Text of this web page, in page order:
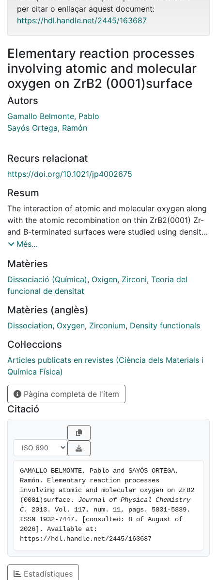
per citar o enllaçar aquest document:
https://hdl.handle.net/2445/163687
Elementary reaction processes
involving atomic and molecular
oxygen on ZrB2 (0001)surface
Autors
Gamallo Belmonte, Pablo
Sayós Ortega, Ramón
Recurs relacionat
https://doi.org/10.1021/jp4002675
Resum
The interaction of atomic and molecular oxygen along
with the atomic recombination on thin ZrB2(0001) Zr-
and B-terminated surfaces were studied using density
functional theory (GGA/PBE) calculations. The
produced on threefold hollow sites for the Zr-finished
surface and on B-B bridge sites for the B-finished
surface. The experimental specular HREELS loss peaks
satisfactory explained by the present calculations. The
interaction of O2 over both terminated surfaces
activated processes. This fact is in agreement with the
observed open dissociation at room temperature. The
atomic oxygen recombination over both ZrB2 surfaces
shows that the Eley-Rideal reaction will be much more
important than the Langmuir-Hinshelwood reaction at
all temperatures and even more accessible in the case
of the B-finished surface.
Més...
Matèries
Dissociació (Química), Oxigen, Zirconi, Teoria del
funcional de densitat
Matèries (anglès)
Dissociation, Oxygen, Zirconium, Density functionals
Col·leccions
Articles publicats en revistes (Ciència dels Materials i
Química Física)
Pàgina completa de l'ítem
Citació
GAMALLO BELMONTE, Pablo and SAYÓS ORTEGA,
Ramón. Elementary reaction processes
involving atomic and molecular oxygen on ZrB2
(0001)surface. Journal of Physical Chemistry
C . 2013. Vol. 117, num. 11, pags. 5831-5839.
ISSN 1932-7447. [consulted: 8 of August of
2026]. Available at:
https://hdl.handle.net/2445/163687
Estadístiques